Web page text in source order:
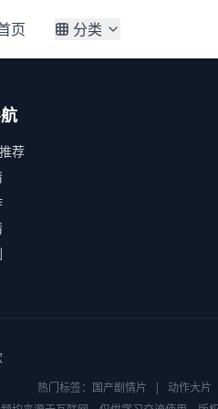
页 分类
荐
热门标签： 国产剧情片 | 动作大片